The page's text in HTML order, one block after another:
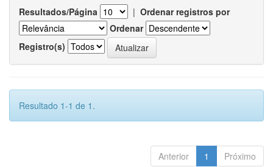
Resultados/Página | Ordenar registros por
Ordenar
Registro(s)
Resultado 1-1 de 1.
Anterior 1 Próximo